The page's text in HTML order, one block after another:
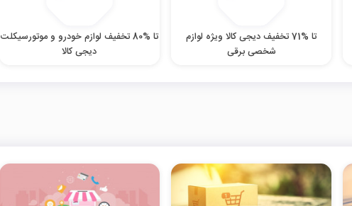
تا %71 تخفیف دیجی کالا ویژه لوازم
شخصی برقی
تا %80 تخفیف لوازم خودرو و موتورسیکلت
دیجی کالا